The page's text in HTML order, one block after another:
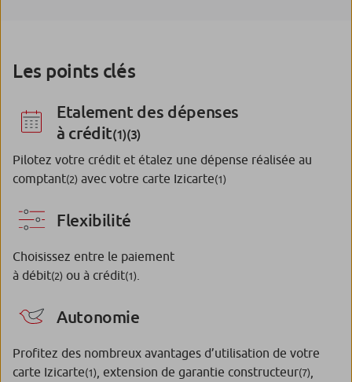
Les points clés
Etalement des dépenses
à crédit(1)(3)
Pilotez votre crédit et étalez une dépense réalisée au
comptant(2) avec votre carte Izicarte(1)
Flexibilité
Choisissez entre le paiement
à débit(2) ou à crédit(1)
Autonomie
Profitez des nombreux avantages d’utilisation de votre
carte Izicarte(1) , extension de garantie constructeur(7)